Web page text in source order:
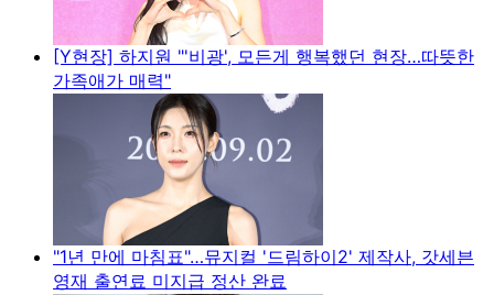
[Y현장] 하지원 "'비광', 모든게 행복했던 현장…따뜻한
가족애가 매력"
"1년 만에 마침표"…뮤지컬 '드림하이2' 제작사, 갓세븐
영재 출연료 미지급 정산 완료